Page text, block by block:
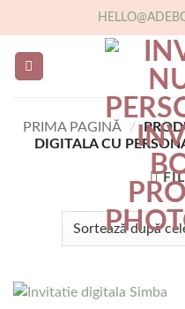
content
PRIMA PAGINĂ /
DIGITALA CU